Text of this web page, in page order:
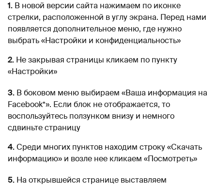
1. В новой версии сайта нажимаем по иконке
стрелки, расположенной в углу экрана. Перед нами
появляется дополнительное меню, где нужно
выбрать «Настройки и конфиденциальность»
2. Не закрывая страницы кликаем по пункту
«Настройки»
3. В боковом меню выбираем «Ваша информация на
Facebook*». Если блок не отображается, то
воспользуйтесь ползунком внизу и немного
сдвиньте страницу
4.Среди многих пунктов находим строку «Скачать
информацию» и возле нее кликаем «Посмотреть»
5. На открывшейся странице выставляем